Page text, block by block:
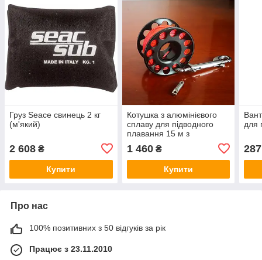
Груз Seace свинець 2 кг
(м'який)
2 608 ₴
Купити
Котушка з алюмінієвого
сплаву для підводного
плавання 15 м з
1 460₴
Купити
для
287
Про нас
100% позитивних з 50 відгуків за рік
Працює з 23.11.2010